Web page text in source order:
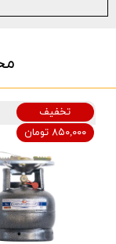
تخفیف
۸۵۰,۰۰۰ تومان